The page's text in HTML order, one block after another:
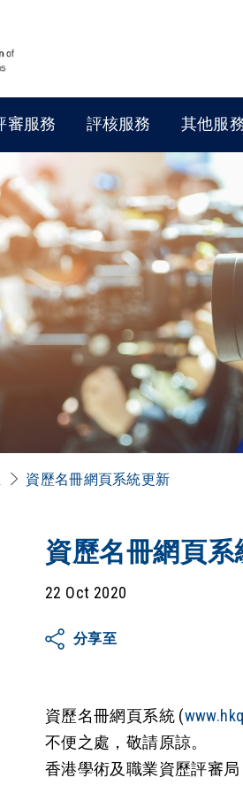
審服務 評核服務 其他服
資歷名冊網頁系統更新
資歷名冊網頁系
22 Oct 2020
分享至
資歷名冊網頁系統 (
不便之處，敬請原諒。
香港學術及職業資歷評審局